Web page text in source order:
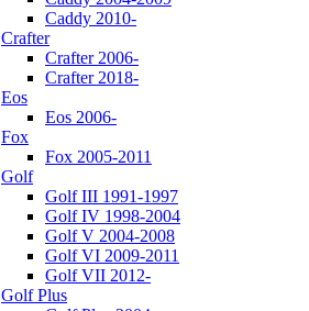
Caddy 2010-
Crafter
Crafter 2006-
Crafter 2018-
Eos
Eos 2006-
Fox
Fox 2005-2011
Golf
Golf III 1991-1997
Golf IV 1998-2004
Golf V 2004-2008
Golf VI 2009-2011
Golf VII 2012-
Golf Plus